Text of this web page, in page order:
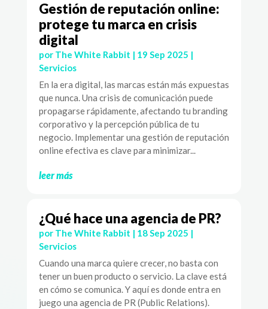
Gestión de reputación online:
protege tu marca en crisis
digital
por The White Rabbit | 19 Sep 2025 |
Servicios
En la era digital, las marcas están más expuestas
que nunca. Una crisis de comunicación puede
propagarse rápidamente, afectando tu branding
corporativo y la percepción pública de tu
negocio. Implementar una gestión de reputación
online efectiva es clave para minimizar...
leer más
¿Qué hace una agencia de PR?
por The White Rabbit | 18 Sep 2025 |
Servicios
Cuando una marca quiere crecer, no basta con
tener un buen producto o servicio. La clave está
en cómo se comunica. Y aquí es donde entra en
juego una agencia de PR (Public Relations).